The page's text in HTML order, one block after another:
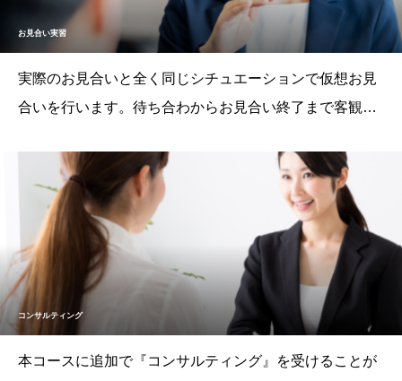
お見合い実習
実際のお見合いと全く同じシチュエーションで仮想お見
合いを行います。待ち合わからお見合い終了まで客観的
めることができます。お相手の方からのコメント、及び
マリッジコンサルタントの所見を踏まえ総合的かつ具体
的にコンサルティングします。【料金】１
コンサルティング
本コースに追加で『コンサルティング』を受けることが